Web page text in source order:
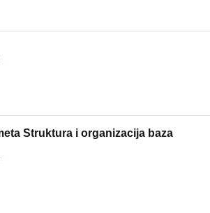
Struktura i organizacija baza